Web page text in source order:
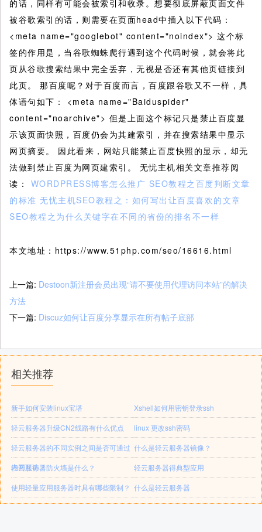
的话，同样有可能会被索引和收录。想要彻底屏蔽页面文件
被谷歌索引的话，则需要在页面head中插入以下代码：
<meta name="googlebot" content="noindex"> 这个标
签的作用是，当谷歌蜘蛛爬行遇到这个代码时候，就会将此
页从谷歌搜索结果中完全丢弃，无视是否还有其他页链接到
此页。 那百度呢？对于百度而言，百度跟谷歌又不一样，具
体语句如下： <meta name="Baiduspider"
content="noarchive"> 但是上面这个标记只是禁止百度显
示该页面快照，百度仍会为其建索引，并在搜索结果中显示
网页摘要。 因此看来，网站只能禁止百度快照的显示，却无
法做到禁止百度为网页建索引。 无忧主机相关文章推荐阅
读： WORDPRESS博客怎么推广 SEO教程之百度判断文章
的标准 无忧主机SEO教程之：如何写出让百度喜欢的文章
SEO教程之为什么关键字在不同的省份的排名不一样
本文地址：https://www.51php.com/seo/16616.html
上一篇: Destoon新注册会员出现“请不要使用代理访问本站”的解决
方法
下一篇: Discuz如何让百度分享显示在所有帖子底部
相关推荐
新手如何安装linux宝塔
Xshell如何用密钥登录ssh
轻云服务器升级CN2线路有什么优点
linux 更改ssh密码
轻云服务器的不同实例之间是否可通过
内网互访？
什么是轻云服务器镜像？
轻云服务器防火墙是什么？
轻云服务器得典型应用
使用轻量应用服务器时具有哪些限制？ 什么是轻云服务器